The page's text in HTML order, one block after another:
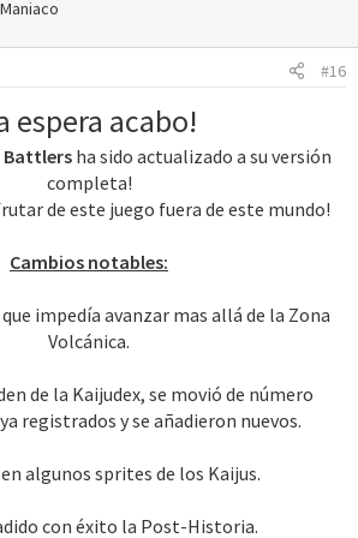
#16
espera acabo!
Battlers ha sido actualizado a su versión
completa!
de este juego fuera de este mundo!
Cambios notables:
impedía avanzar mas allá de la Zona
Volcánica.
de la Kaijudex, se movió de número
registrados y se añadieron nuevos.
algunos sprites de los Kaijus.
con éxito la Post-Historia.